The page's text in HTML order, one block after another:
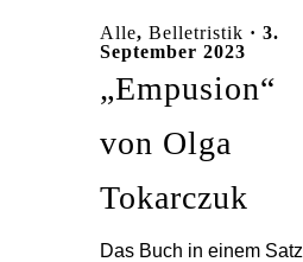
Alle, Belletristik · 3.
September 2023
„Empusion“
von Olga
Tokarczuk
Das Buch in einem Satz